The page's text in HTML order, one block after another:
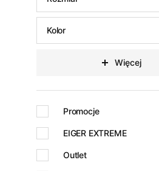
Kolor
Więcej
Promocje
EIGER EXTREME
Outlet